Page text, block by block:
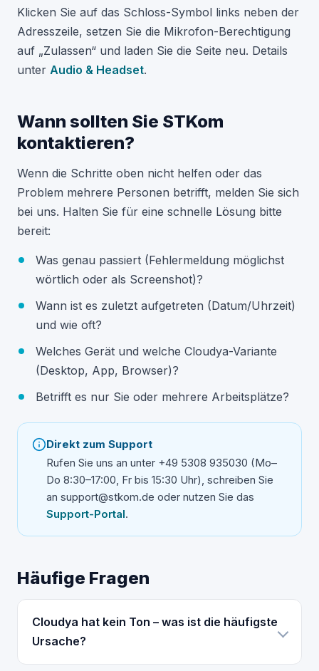
Klicken Sie auf das Schloss-Symbol links neben der
Adresszeile, setzen Sie die Mikrofon-Berechtigung
auf „Zulassen“ und laden Sie die Seite neu. Details
unter Audio & Headset.
Wann sollten Sie STKom
kontaktieren?
Wenn die Schritte oben nicht helfen oder das
Problem mehrere Personen betrifft, melden Sie sich
bei uns. Halten Sie für eine schnelle Lösung bitte
bereit:
Was genau passiert (Fehlermeldung möglichst
wörtlich oder als Screenshot)?
Wann ist es zuletzt aufgetreten (Datum/Uhrzeit)
und wie oft?
Welches Gerät und welche Cloudya-Variante
(Desktop, App, Browser)?
Betrifft es nur Sie oder mehrere Arbeitsplätze?
Direkt zum Support
Rufen Sie uns an unter +49 5308 935030 (Mo–
Do 8:30–17:00, Fr bis 15:30 Uhr), schreiben Sie
an support@stkom.de oder nutzen Sie das
Support-Portal.
Häufige Fragen
Cloudya hat kein Ton – was ist die häufigste
Ursache?